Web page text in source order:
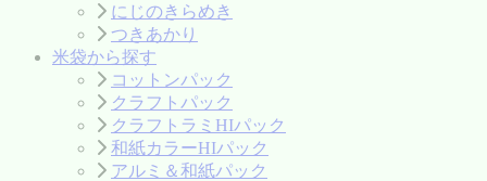
にじのきらめき
つきあかり
米袋から探す
コットンパック
クラフトパック
クラフトラミHIパック
和紙カラーHIパック
アルミ＆和紙パック